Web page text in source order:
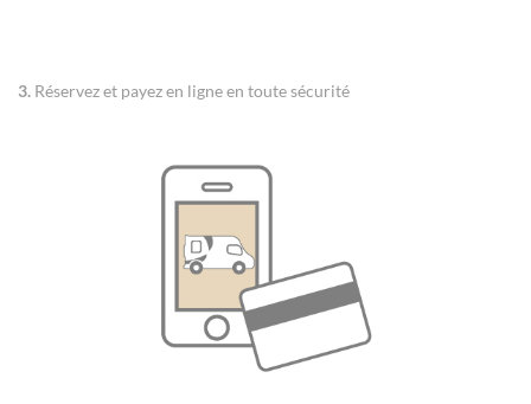
3. Réservez et payez en ligne en toute sécurité
Panneau de gestion des cookies